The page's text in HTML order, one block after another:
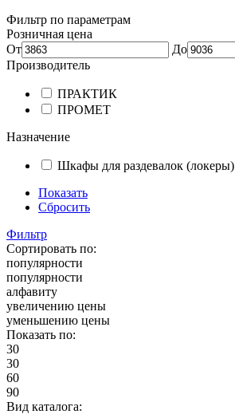
Фильтр по параметрам
Розничная цена
От
До
Производитель
ПРАКТИК
ПРОМЕТ
Назначение
Шкафы для раздевалок (локеры)
Показать
Сбросить
Фильтр
Сортировать по:
популярности
популярности
алфавиту
увеличению цены
уменьшению цены
Показать по:
30
30
60
90
Вид каталога: